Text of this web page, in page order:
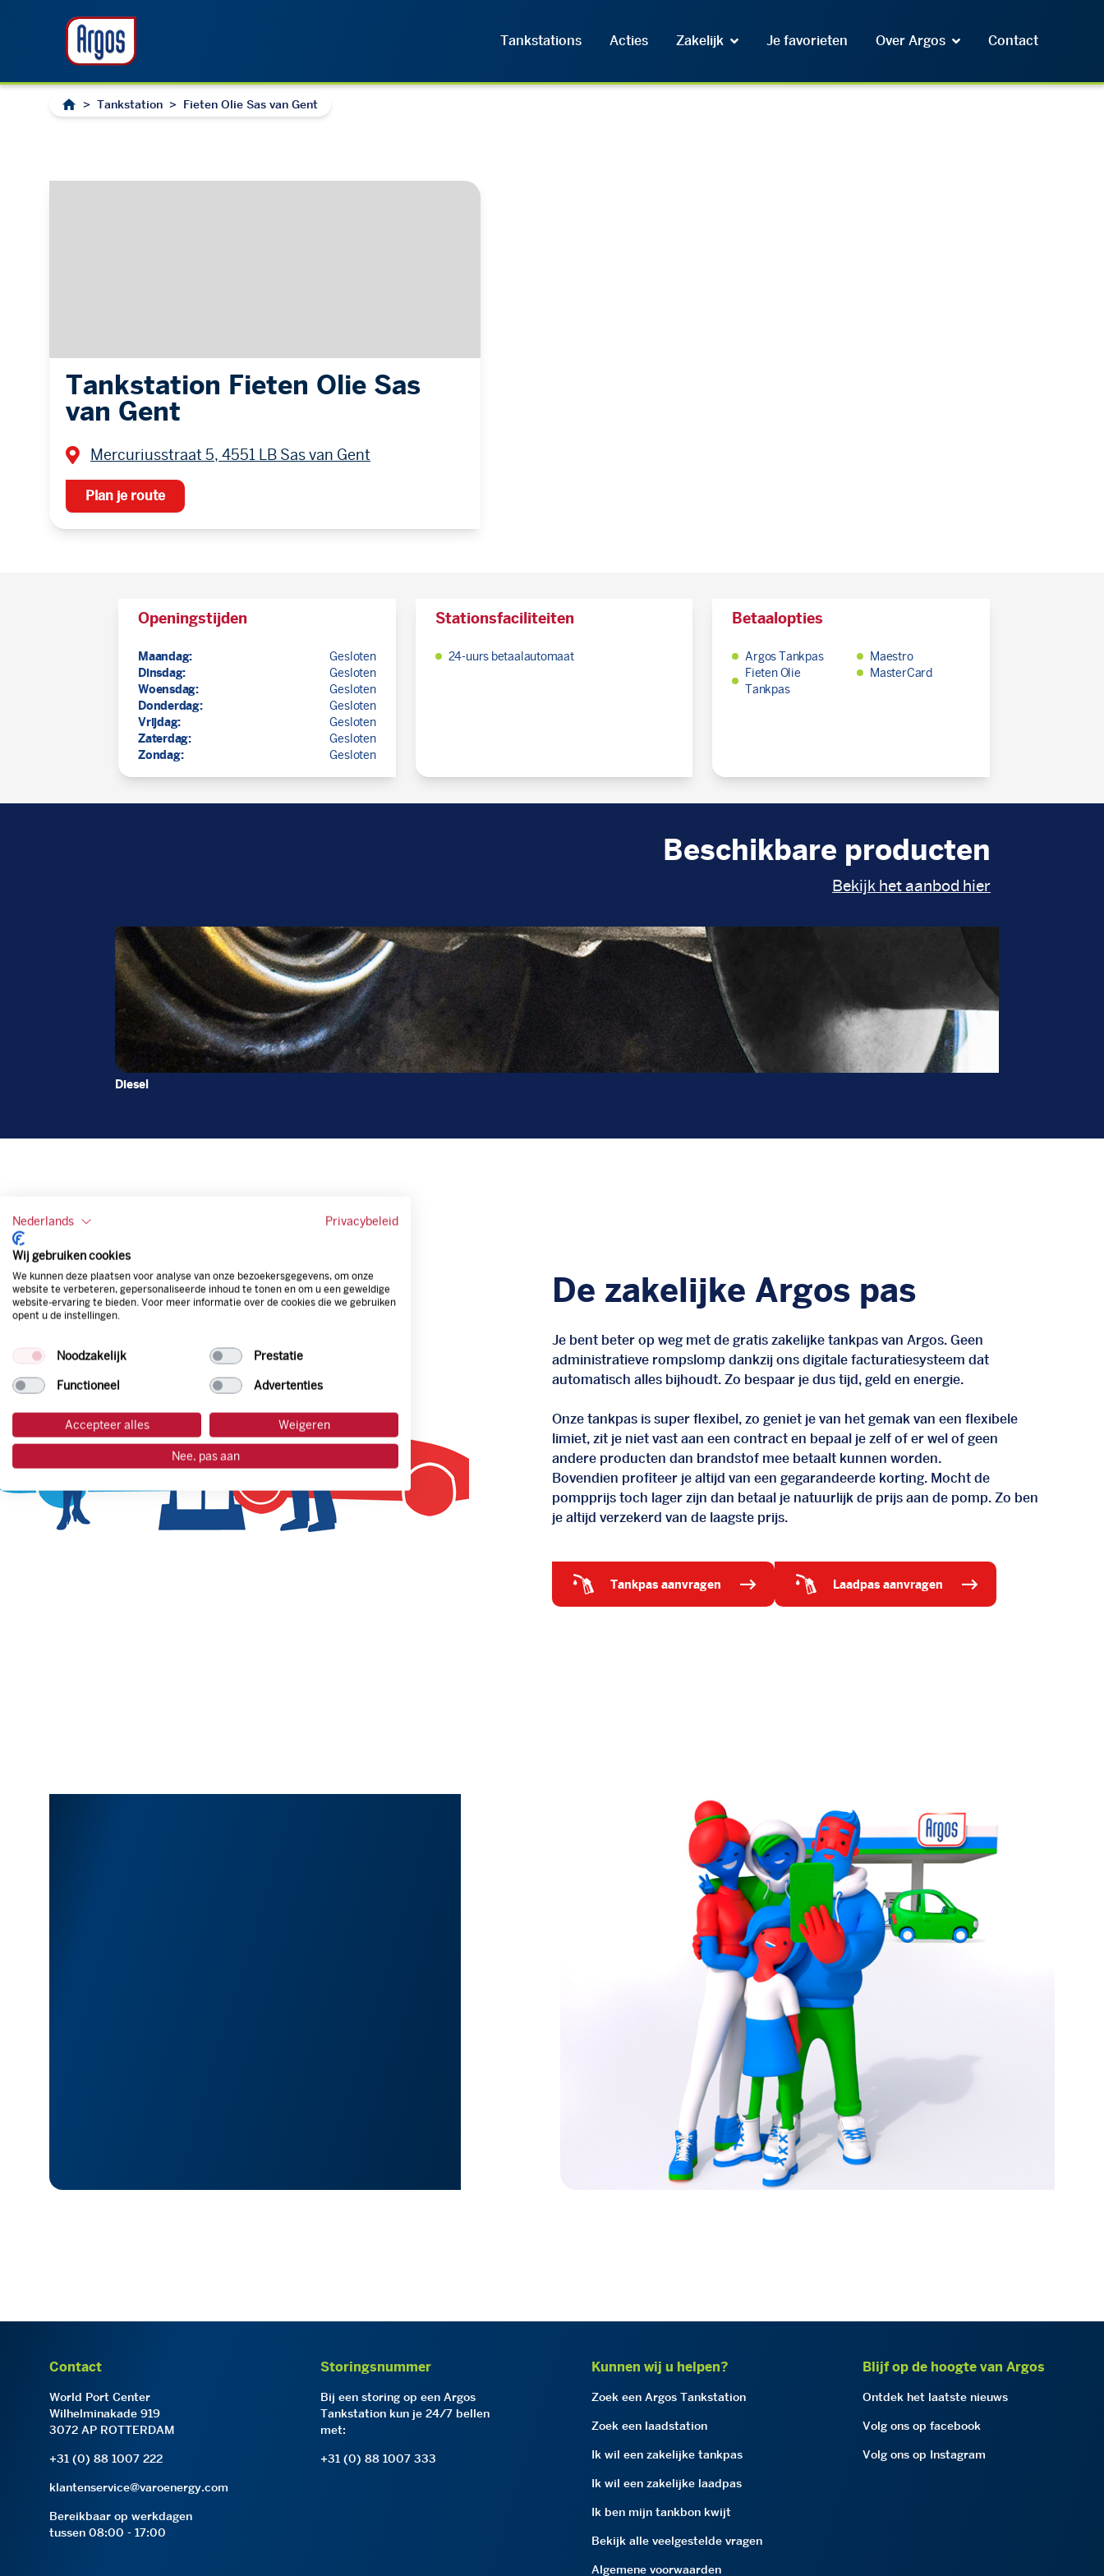
Tankstations Acties Zakelijk Je favorieten Over Argos Contact
> Tankstation > Fieten Olie Sas van Gent
Tankstation Fieten Olie Sas
van Gent
Mercuriusstraat 5, 4551 LB Sas van Gent
Plan je route
Openingstijden
Maandag:
Gesloten
Dinsdag:
Gesloten
Woensdag:
Gesloten
Donderdag:
Gesloten
Vrijdag:
Gesloten
Zaterdag:
Gesloten
Zondag:
Gesloten
Stationsfaciliteiten
24-uurs betaalautomaat
Betaalopties
Argos Tankpas
Fieten Olie
Tankpas
Maestro
MasterCard
Beschikbare producten
Bekijk het aanbod hier
Diesel
De zakelijke Argos pas
Je bent beter op weg met de gratis zakelijke tankpas van Argos. Geen
administratieve rompslomp dankzij ons digitale facturatiesysteem dat
automatisch alles bijhoudt. Zo bespaar je dus tijd, geld en energie.
Onze tankpas is super flexibel, zo geniet je van het gemak van een flexibele
limiet, zit je niet vast aan een contract en bepaal je zelf of er wel of geen
andere producten dan brandstof mee betaalt kunnen worden.
Bovendien profiteer je altijd van een gegarandeerde korting. Mocht de
pompprijs toch lager zijn dan betaal je natuurlijk de prijs aan de pomp. Zo ben
je altijd verzekerd van de laagste prijs.
tankpas aanvragen laadpas aanvragen
Contact
World Port Center
Wilhelminakade 919
3072 AP ROTTERDAM
+31 (0) 88 1007 222
klantenservice@varoenergy.com
Bereikbaar op werkdagen
tussen 08:00 - 17:00
Storingsnummer
Bij een storing op een Argos
Tankstation kun je 24/7 bellen
met:
+31 (0) 88 1007 333
Kunnen wij u helpen?
Zoek een Argos Tankstation
Zoek een laadstation
Ik wil een zakelijke tankpas
Ik wil een zakelijke laadpas
Ik ben mijn tankbon kwijt
Bekijk alle veelgestelde vragen
Algemene voorwaarden
Blijf op de hoogte van Argos
Ontdek het laatste nieuws
Volg ons op facebook
Volg ons op Instagram
Nederlands Privacybeleid
Wij gebruiken cookies
We kunnen deze plaatsen voor analyse van onze bezoekersgegevens, om onze
website te verbeteren, gepersonaliseerde inhoud te tonen en om u een geweldige
website-ervaring te bieden. Voor meer informatie over de cookies die we gebruiken
opent u de instellingen.
Noodzakelijk Prestatie
Functioneel Advertenties
Accepteer alles Weigeren
Nee, pas aan